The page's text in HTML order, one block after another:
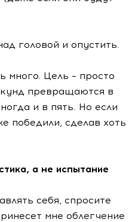
головой и опустить.
много. Цель – просто
превращаются в
и в пять. Но если
победили, сделав хоть
а не испытание
себя, спросите
мне облегчение